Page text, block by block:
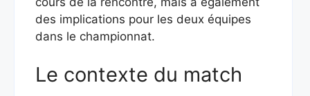
des implications pour les deux équipes
dans le championnat.
Le contexte du match